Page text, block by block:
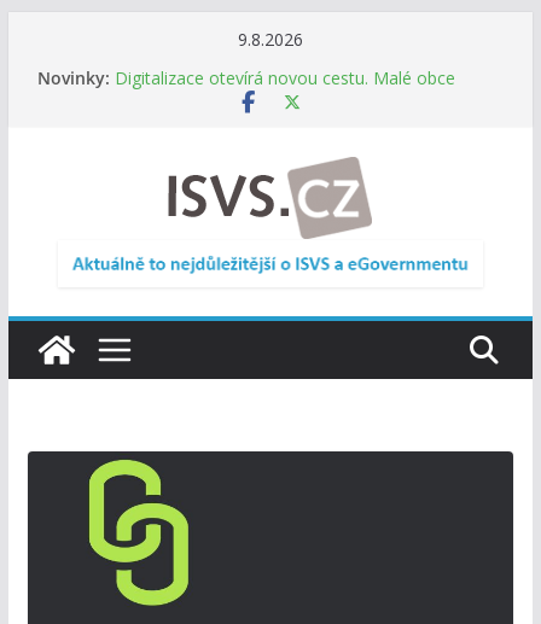
9.8.2026
Novinky: Digitalizace otevírá novou cestu. Malé obce
nemusí zanikat, mohou více spolupracovat
DIA: Informační systém dlouhodobého řízení
(ISDŘ) je od července v plném provozu
RVIS – Výbor pro architekturu a řízení ICT
zveřejnil materiály z nového jednání
Informace o obcích vždy po ruce. SMS ČR spouští